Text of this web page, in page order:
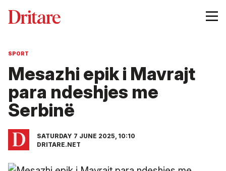
SPORT
Mesazhi epik i Mavrajt
para ndeshjes me
Serbinë
SATURDAY 7 JUNE 2025, 10:10
DRITARE.NET